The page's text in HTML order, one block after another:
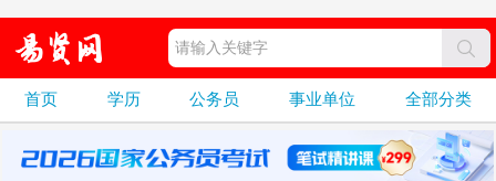
首页 学历 公务员 事业单位 全部分类